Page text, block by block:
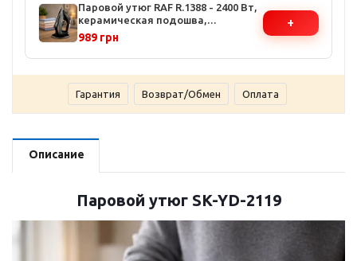
Паровой утюг RAF R.1388 - 2400 Вт,
керамическая подошва,
вертикальная отпарка, резервуар
350 мл
989 грн
+
Гарантия Возврат/Обмен Оплата
Описание
Паровой утюг SK-YD-2119